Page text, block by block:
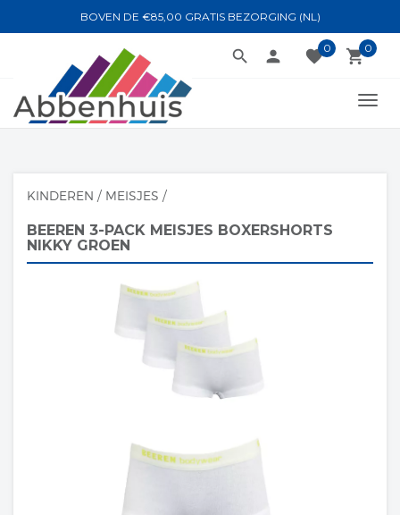
BOVEN DE €85,00 GRATIS BEZORGING (NL)
local_grocery_store0
favorite0
search person
KINDEREN / MEISJES /
BEEREN 3-PACK MEISJES BOXERSHORTS
NIKKY GROEN